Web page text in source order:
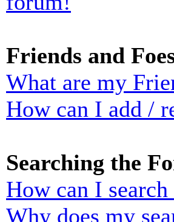
Friends and
What are my
How can I add /
Searching the
How can I
Why does my